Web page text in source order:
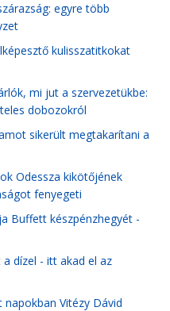
egyre több
kulisszatitkokat
mi jut a szervezetükbe:
dobozokról
sikerült megtakarítani a
Odessza kikötőjének
fenyegeti
Buffett készpénzhegyét -
dízel - itt akad el az
napokban Vitézy Dávid